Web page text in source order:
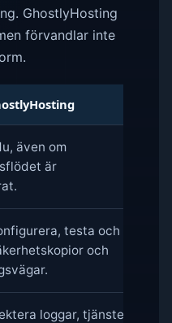
GhostlyHosting
förvandlar inte
även om
är
testa och
och
loggar, tjänster,